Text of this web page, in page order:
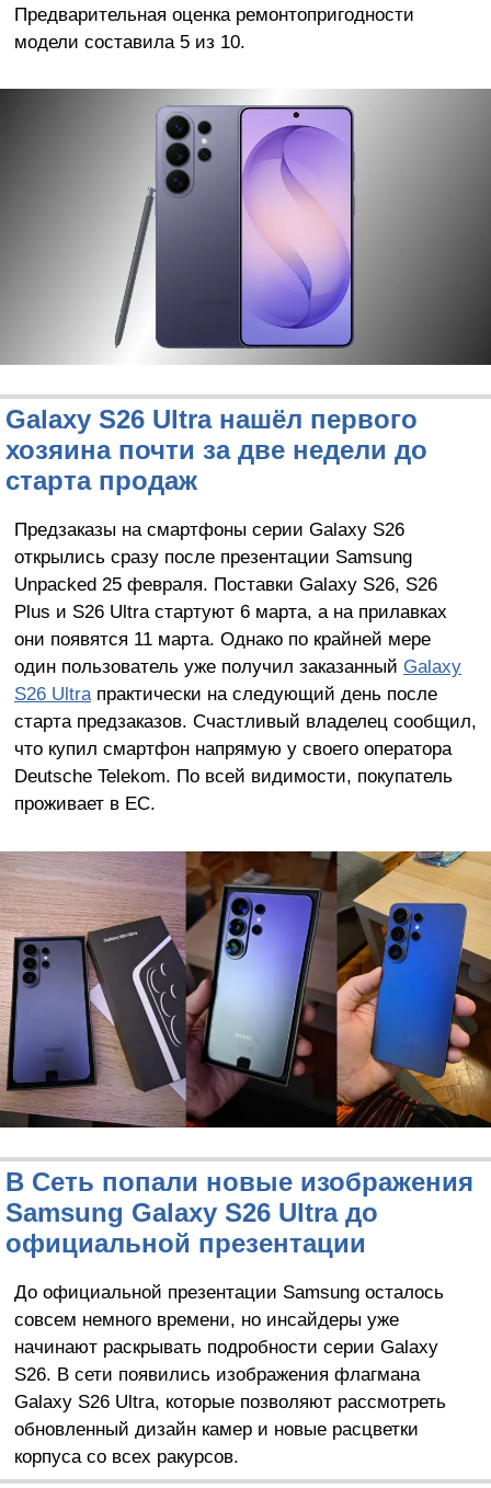
Предварительная оценка ремонтопригодности
модели составила 5 из 10.
Galaxy S26 Ultra нашёл первого
хозяина почти за две недели до
старта продаж
Предзаказы на смартфоны серии Galaxy S26
открылись сразу после презентации Samsung
Unpacked 25 февраля. Поставки Galaxy S26, S26
Plus и S26 Ultra стартуют 6 марта, а на прилавках
они появятся 11 марта. Однако по крайней мере
один пользователь уже получил заказанный Galaxy
S26 Ultraпрактически на следующий день после
старта предзаказов. Счастливый владелец сообщил,
что купил смартфон напрямую у своего оператора
Deutsche Telekom. По всей видимости, покупатель
проживает в ЕС.
В Сеть попали новые изображения
Samsung Galaxy S26 Ultra до
официальной презентации
До официальной презентации Samsung осталось
совсем немного времени, но инсайдеры уже
начинают раскрывать подробности серии Galaxy
S26. В сети появились изображения флагмана
Galaxy S26 Ultra, которые позволяют рассмотреть
обновленный дизайн камер и новые расцветки
корпуса со всех ракурсов.